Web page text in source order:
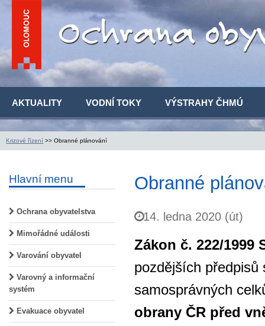
AKTUALITY VODNÍ TOKY VÝSTRAHY ČHMÚ
Krizové řízení >> Obranné plánování
Hlavní menu
Ochrana obyvatelstva
Mimořádné události
Varování obyvatel
Varovný a informační
systém
Evakuace obyvatel
Obranné
14. ledna 2020 (út)
Zákon č. 222/1999
pozdějších
samosprávných
obrany ČR před